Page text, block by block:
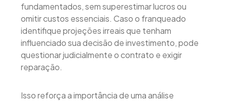
fundamentados, sem superestimar lucros ou
omitir custos essenciais. Caso o franqueado
identifique projeções irreais que tenham
influenciado sua decisão de investimento, pode
questionar judicialmente o contrato e exigir
reparação.
Isso reforça a importância de uma análise